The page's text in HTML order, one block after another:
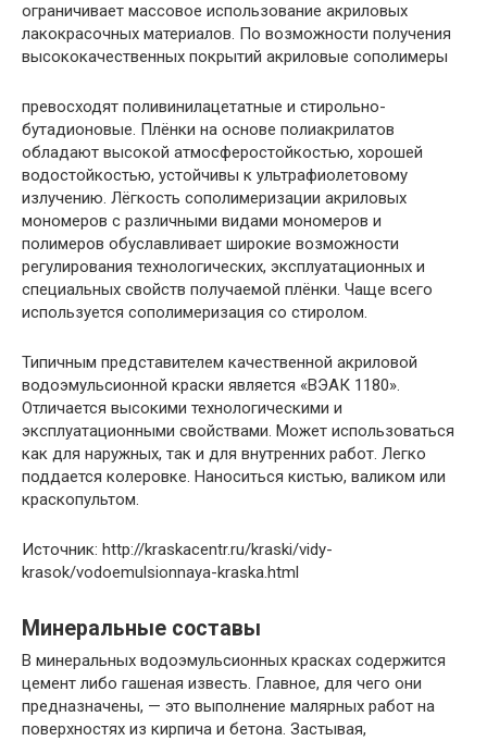
ограничивает массовое использование акриловых
лакокрасочных материалов. По возможности получения
высококачественных покрытий акриловые сополимеры
превосходят поливинилацетатные и стирольно-
бутадионовые. Плёнки на основе полиакрилатов
обладают высокой атмосферостойкостью, хорошей
водостойкостью, устойчивы к ультрафиолетовому
излучению. Лёгкость сополимеризации акриловых
мономеров с различными видами мономеров и
полимеров обуславливает широкие возможности
регулирования технологических, эксплуатационных и
специальных свойств получаемой плёнки. Чаще всего
используется сополимеризация со стиролом.
Типичным представителем качественной акриловой
водоэмульсионной краски является «ВЭАК 1180».
Отличается высокими технологическими и
эксплуатационными свойствами. Может использоваться
как для наружных, так и для внутренних работ. Легко
поддается колеровке. Наноситься кистью, валиком или
краскопультом.
Источник: http://kraskacentr.ru/kraski/vidy-
krasok/vodoemulsionnaya-kraska.html
Минеральные составы
В минеральных водоэмульсионных красках содержится
цемент либо гашеная известь. Главное, для чего они
предназначены, — это выполнение малярных работ на
поверхностях из кирпича и бетона. Застывая,